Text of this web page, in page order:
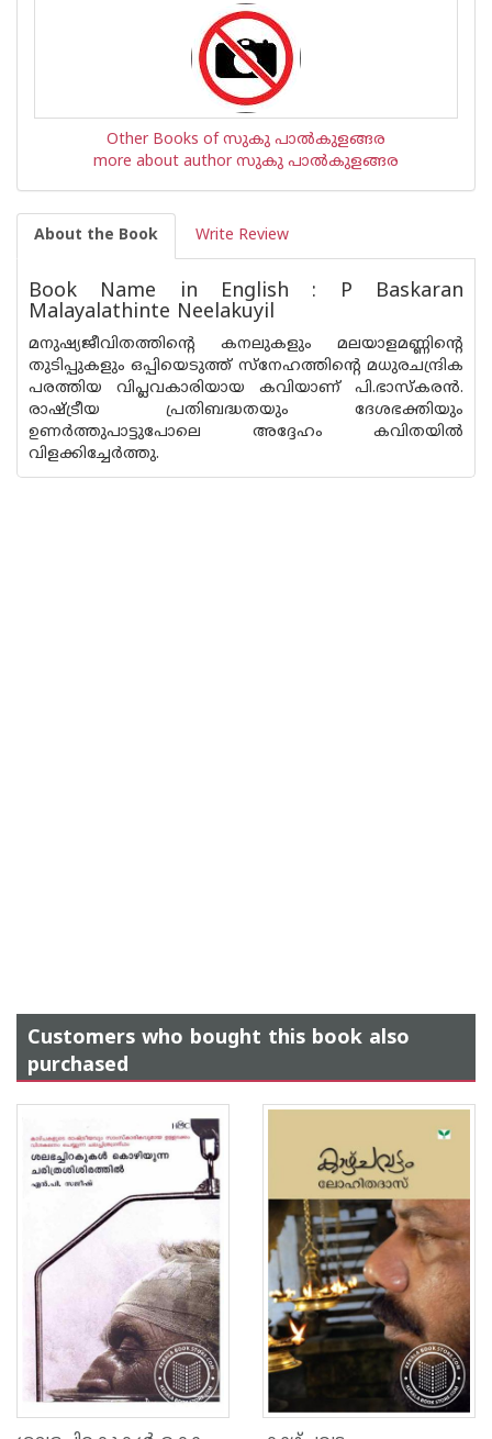
Other Books of സുകു പാല്‍കുളങ്ങര
more about author സുകു പാല്‍കുളങ്ങര
About the Book Write Review
Book Name in English : P Baskaran
Malayalathinte Neelakuyil
മനുഷ്യജീവിതത്തിന്റെ കനലുകളും മലയാളമണ്ണിന്റെ
തുടിപ്പുകളും ഒപ്പിയെടുത്ത് സ്നേഹത്തിന്റെ മധുരചന്ദ്രിക
പരത്തിയ വിപ്ലവകാരിയായ കവിയാണ് പി.ഭാസ്കരന്‍.
രാഷ്ട്രീയ പ്രതിബദ്ധതയും ദേശഭക്തിയും
ഉണര്‍ത്തുപാട്ടുപോലെ അദ്ദേഹം കവിതയില്‍
വിളക്കിച്ചേര്‍ത്തു.
Customers who bought this book also
purchased